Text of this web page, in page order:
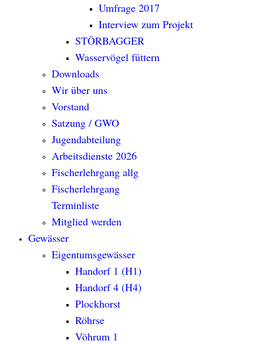
Umfrage 2017
Interview zum Projekt
STÖRBAGGER
Wasservögel füttern
Downloads
Wir über uns
Vorstand
Satzung / GWO
Jugendabteilung
Arbeitsdienste 2026
Fischerlehrgang allg
Fischerlehrgang
Terminliste
Mitglied werden
Gewässer
Eigentumsgewässer
Handorf 1 (H1)
Handorf 4 (H4)
Plockhorst
Röhrse
Vöhrum 1